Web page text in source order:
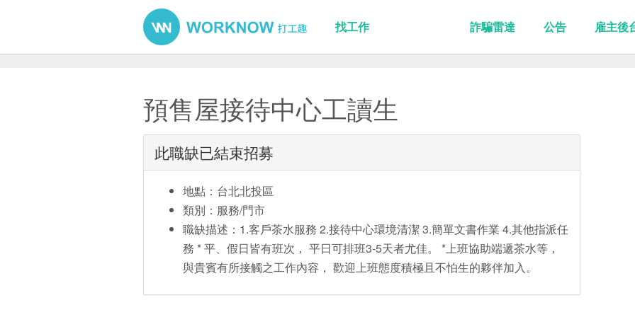
找工作 詐騙雷達 公告 雇主後
預售屋接待中心工讀生
此職缺已結束招募
地點：台北北投區
類別：服務/門市
職缺描述：1.客戶茶水服務 2.接待中心環境清潔 3.簡單文書作業 4.其他指派任
務 * 平、假日皆有班次， 平日可排班3-5天者尤佳。 *上班協助端遞茶水等，
與貴賓有所接觸之工作內容， 歡迎上班態度積極且不怕生的夥伴加入。